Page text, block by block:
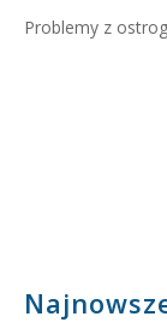
Problemy z